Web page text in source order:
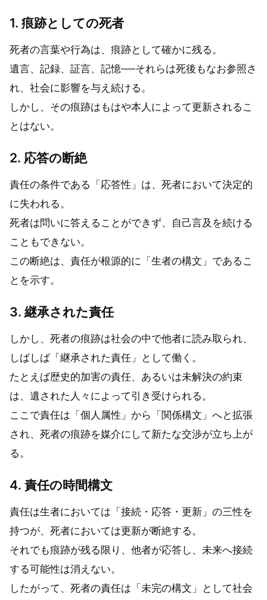
1. 痕跡としての死者
死者の言葉や行為は、痕跡として確かに残る。
遺言、記録、証言、記憶──それらは死後もなお参照さ
れ、社会に影響を与え続ける。
しかし、その痕跡はもはや本人によって更新されるこ
とはない。
2. 応答の断絶
責任の条件である「応答性」は、死者において決定的
に失われる。
死者は問いに答えることができず、自己言及を続ける
こともできない。
この断絶は、責任が根源的に「生者の構文」であるこ
とを示す。
3. 継承された責任
しかし、死者の痕跡は社会の中で他者に読み取られ、
しばしば「継承された責任」として働く。
たとえば歴史的加害の責任、あるいは未解決の約束
は、遺された人々によって引き受けられる。
ここで責任は「個人属性」から「関係構文」へと拡張
され、死者の痕跡を媒介にして新たな交渉が立ち上が
る。
4. 責任の時間構文
責任は生者においては「接続・応答・更新」の三性を
持つが、死者においては更新が断絶する。
それでも痕跡が残る限り、他者が応答し、未来へ接続
する可能性は消えない。
したがって、死者の責任は「未完の構文」として社会